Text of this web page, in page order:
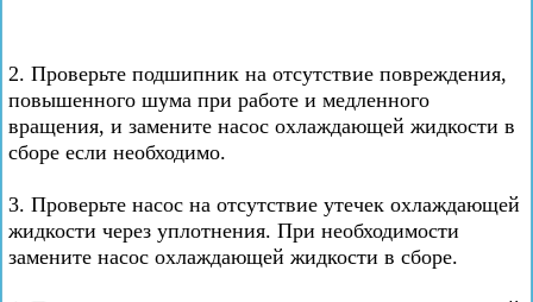
2. Проверьте подшипник на отсутствие повреждения,
повышенного шума при работе и медленного
вращения, и замените насос охлаждающей жидкости в
сборе если необходимо.
3. Проверьте насос на отсутствие утечек охлаждающей
жидкости через уплотнения. При необходимости
замените насос охлаждающей жидкости в сборе.